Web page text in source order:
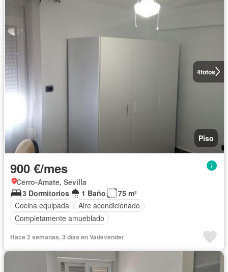
4fotos
Piso
900 €/mes
Cerro-Amate, Sevilla
3 Dormitorios
1 Baño
75 m²
Cocina equipada
Aire acondicionado
Completamente amueblado
Hace 2 semanas, 3 días en Vadevender